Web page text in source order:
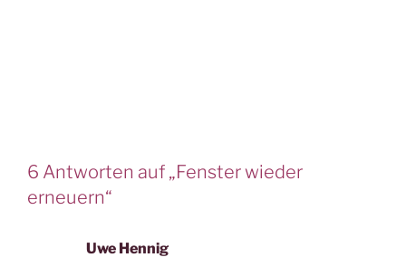
6 Antworten auf „Fenster wieder
erneuern“
Uwe Hennig